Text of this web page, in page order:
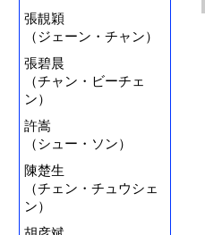
張靚穎
（ジェーン・チャン）
張碧晨
（チャン・ビーチェ
ン）
許嵩
（シュー・ソン）
陳楚生
（チェン・チュウシェ
ン）